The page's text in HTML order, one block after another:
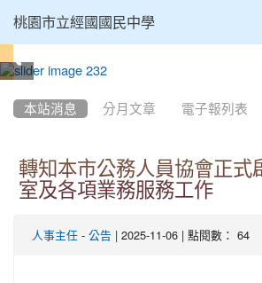
桃園市立經國國民中學
本站消息 分月文章 電子報列表
轉知本市公務人員協會正式
室及各項業務服務工作
人事主任 - 公告 | 2025-11-06 | 點閱數： 64